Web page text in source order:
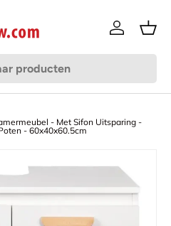
Inloggen
- Met Sifon Uitsparing -
- 60x40x60.5cm